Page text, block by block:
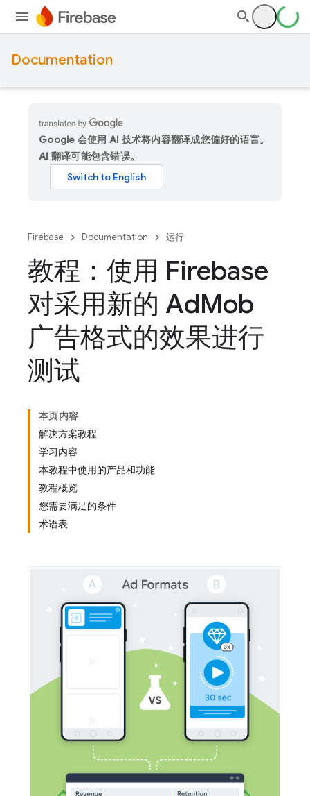
Documentation
Google 会使用 AI 技术将内容翻译成您偏好的语言。
AI 翻译可能包含错误。
Firebase Documentation 运行
教程：使用 Firebase
对采用新的 AdMob
广告格式的效果进行
测试
本页内容
解决方案教程
学习内容
本教程中使用的产品和功能
教程概览
您需要满足的条件
术语表